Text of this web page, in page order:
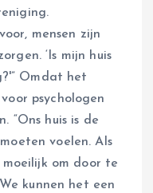
mensen zijn
‘Is mijn huis
Omdat het
psychologen
“Ons huis is de
voelen. Als
om door te
kunnen het een